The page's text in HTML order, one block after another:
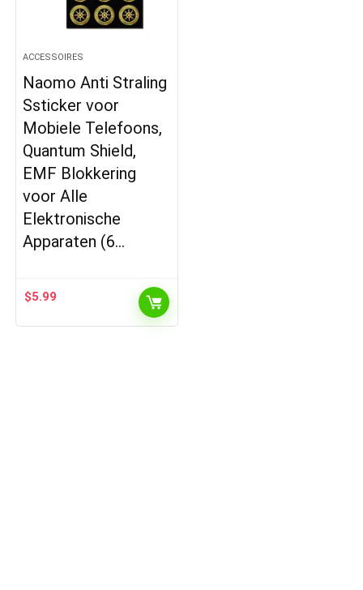
ACCESSOIRES
Naomo Anti Straling
Ssticker voor
Mobiele Telefoons,
Quantum Shield,
EMF Blokkering
voor Alle
Elektronische
Apparaten (6…
$5.99